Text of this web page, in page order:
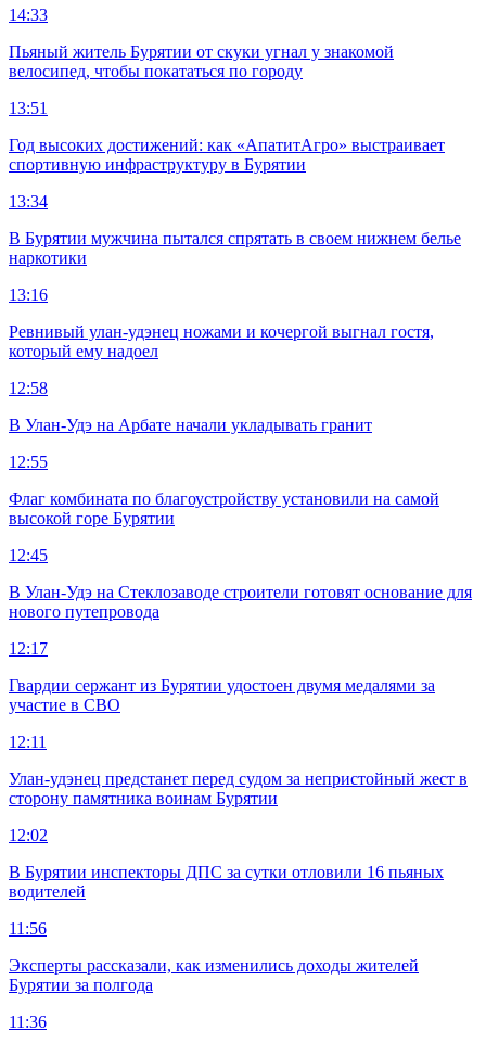
14:33
Пьяный житель Бурятии от скуки угнал у знакомой
велосипед, чтобы покататься по городу
13:51
Год высоких достижений: как «АпатитАгро» выстраивает
спортивную инфраструктуру в Бурятии
13:34
В Бурятии мужчина пытался спрятать в своем нижнем белье
наркотики
13:16
Ревнивый улан-удэнец ножами и кочергой выгнал гостя,
который ему надоел
12:58
В Улан-Удэ на Арбате начали укладывать гранит
12:55
Флаг комбината по благоустройству установили на самой
высокой горе Бурятии
12:45
В Улан-Удэ на Стеклозаводе строители готовят основание для
нового путепровода
12:17
Гвардии сержант из Бурятии удостоен двумя медалями за
участие в СВО
12:11
Улан-удэнец предстанет перед судом за непристойный жест в
сторону памятника воинам Бурятии
12:02
В Бурятии инспекторы ДПС за сутки отловили 16 пьяных
водителей
11:56
Эксперты рассказали, как изменились доходы жителей
Бурятии за полгода
11:36